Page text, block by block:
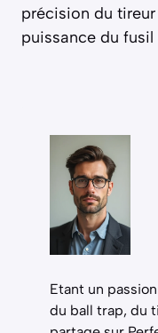
précision du
puissance du fusil
Etant un
du ball trap, du